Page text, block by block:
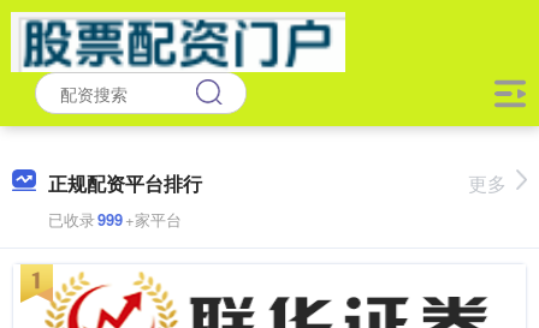
正规配资平台排行
已收录999+家平台
更多